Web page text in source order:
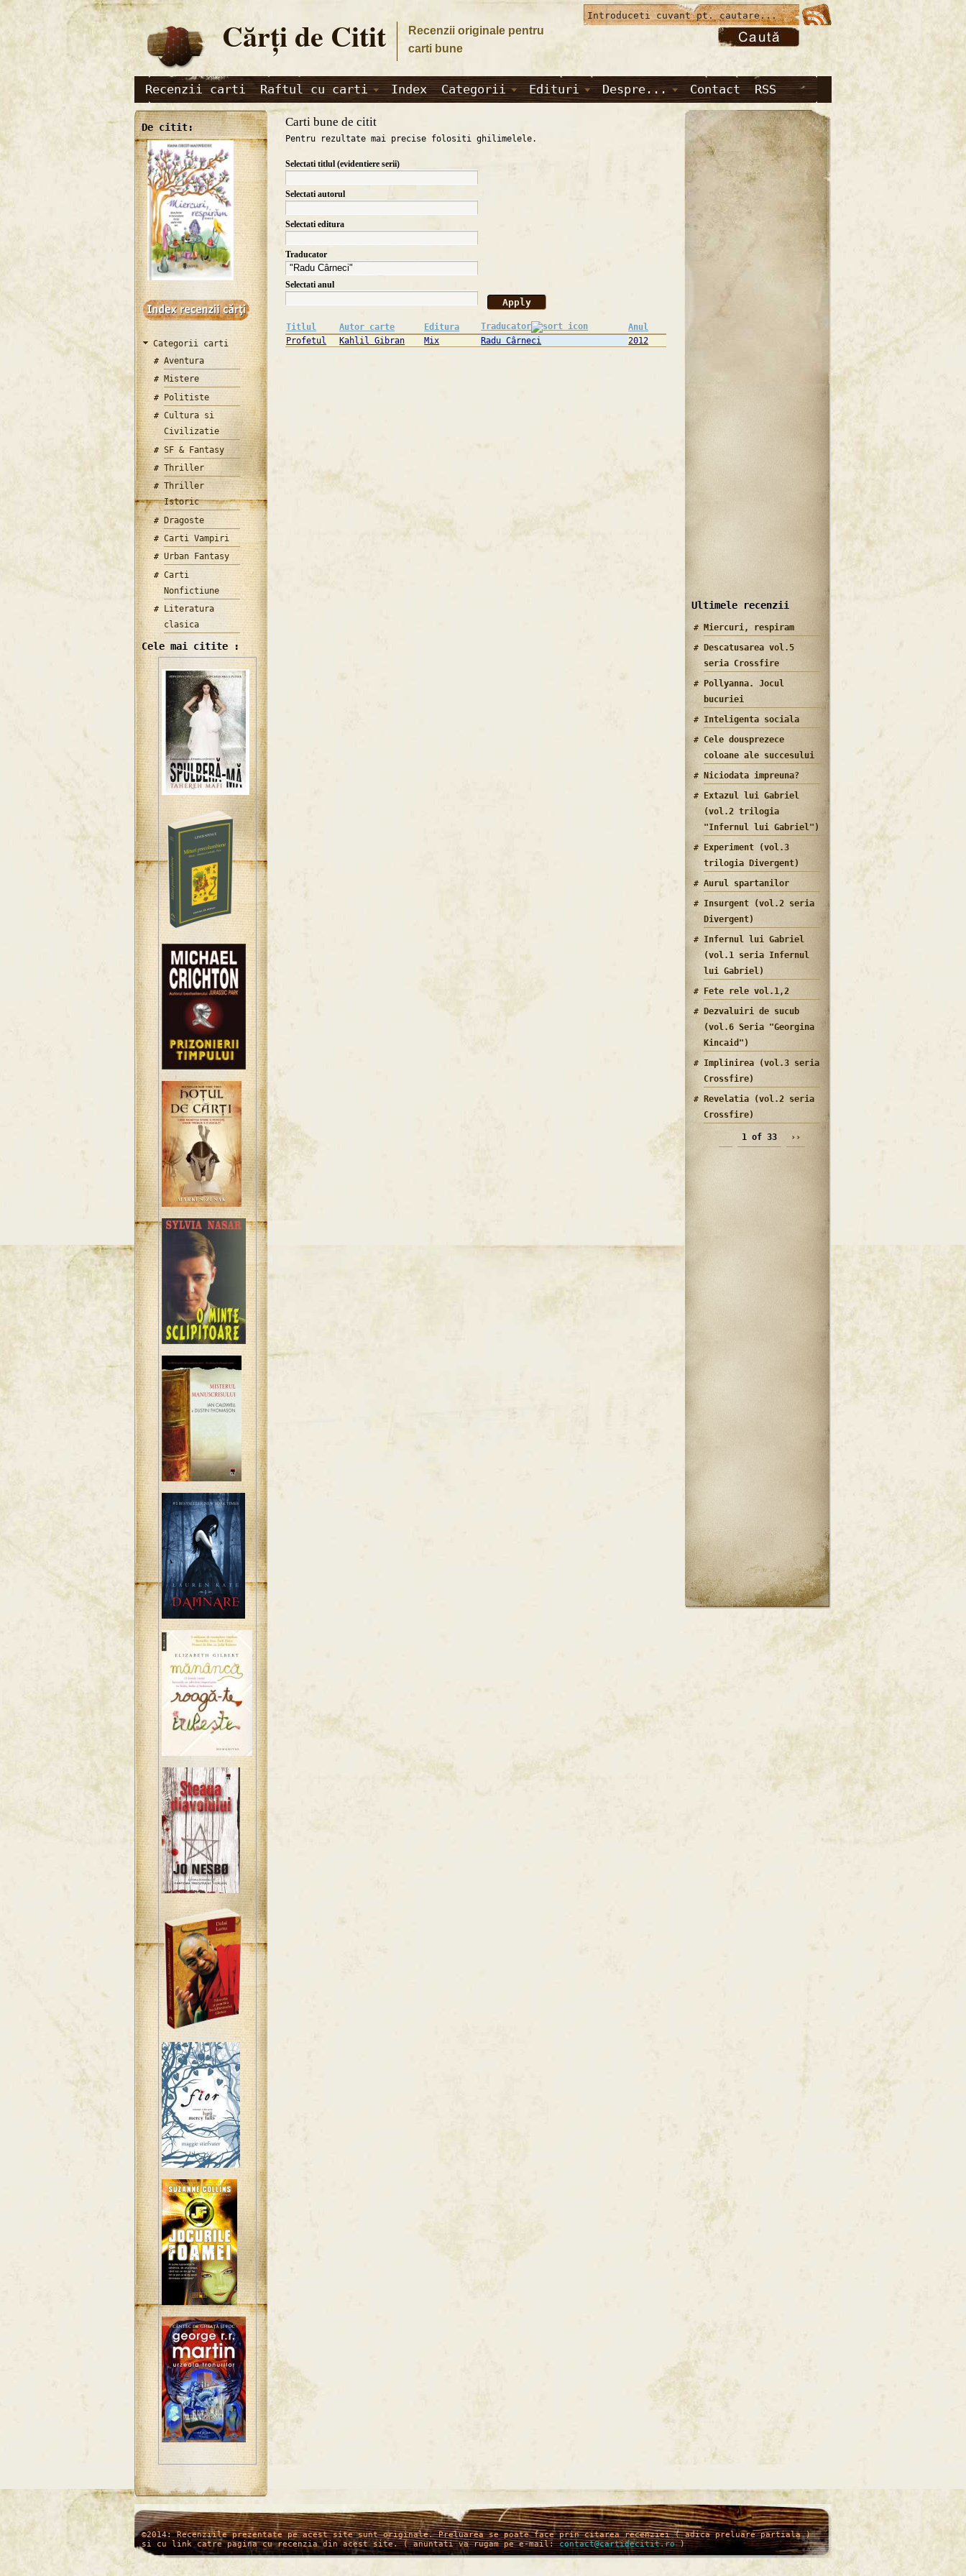
Cărţi de Citit
Recenzii originale pentru
carti bune
Recenzii carti Raftul cu carti Index Categorii Edituri Despre... Contact RSS
De citit:
Categorii carti
Aventura
Mistere
Politiste
Cultura si
Civilizatie
SF & Fantasy
Thriller
Thriller
Istoric
Dragoste
Carti Vampiri
Urban Fantasy
Carti
Nonfictiune
Literatura
clasica
Cele mai citite :
Carti bune de citit
Pentru rezultate mai precise folositi ghilimelele.
Selectati titlul (evidentiere serii)
Selectati autorul
Selectati editura
Traducator
Selectati anul
Titlul Autor carte Editura Traducator
Anul
Profetul
Kahlil Gibran Mix Radu Cârneci 2012
Ultimele recenzii
Miercuri, respiram
Descatusarea vol.5
seria Crossfire
Pollyanna. Jocul
bucuriei
Inteligenta sociala
Cele dousprezece
coloane ale succesului
Niciodata impreuna?
Extazul lui Gabriel
(vol.2 trilogia
"Infernul lui Gabriel")
Experiment (vol.3
trilogia Divergent)
Aurul spartanilor
Insurgent (vol.2 seria
Divergent)
Infernul lui Gabriel
(vol.1 seria Infernul
lui Gabriel)
Fete rele vol.1,2
Dezvaluiri de sucub
(vol.6 Seria "Georgina
Kincaid")
Implinirea (vol.3 seria
Crossfire)
Revelatia (vol.2 seria
Crossfire)
1 of 33 ››
/* */
©2014: Recenziile prezentate pe acest site sunt originale. Preluarea se poate face prin citarea recenziei ( adica preluare partiala )
si cu link catre pagina cu recenzia din acest site. ( anuntati va rugam pe e-mail:contact@cartidecitit.ro)